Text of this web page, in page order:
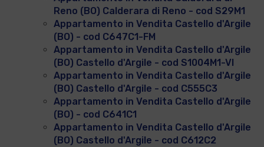
Reno (BO) Calderara di Reno - cod S29M1
Appartamento in Vendita Castello d'Argile
(BO) - cod C647C1-FM
Appartamento in Vendita Castello d'Argile
(BO) Castello d'Argile - cod S1004M1-VI
Appartamento in Vendita Castello d'Argile
(BO) Castello d'Argile - cod C555C3
Appartamento in Vendita Castello d'Argile
(BO) - cod C641C1
Appartamento in Vendita Castello d'Argile
(BO) Castello d'Argile - cod C612C2